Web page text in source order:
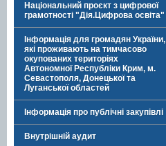
Національний проєкт з цифрової
грамотності "Дія.Цифрова освіта"
Інформація для громадян України,
які проживають на тимчасово
окупованих територіях
Автономної Республіки Крим, м.
Севастополя, Донецької та
Луганської областей
Інформація про публічні закупівлі
Внутрішній аудит